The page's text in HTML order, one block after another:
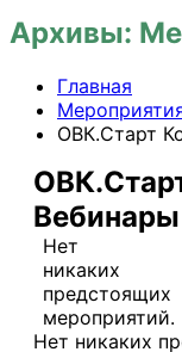
Архивы:
Главная
ОВК.Старт
Вебинары
Нет
никаких
предстоящих
мероприятий.
Нет никаких